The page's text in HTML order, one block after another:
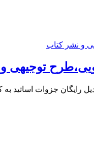
توجیهی
رایگان جزوات